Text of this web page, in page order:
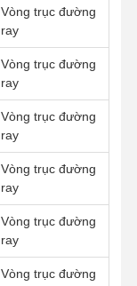
Vòng trục đường
ray
Vòng trục đường
ray
Vòng trục đường
ray
Vòng trục đường
ray
Vòng trục đường
ray
Vòng trục đường